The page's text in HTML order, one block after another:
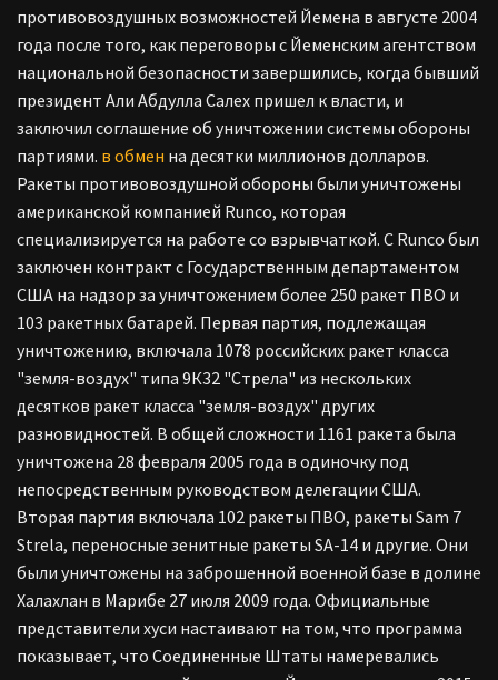
противовоздушных возможностей Йемена в августе 2004
года после того, как переговоры с Йеменским агентством
национальной безопасности завершились, когда бывший
президент Али Абдулла Салех пришел к власти, и
заключил соглашение об уничтожении системы обороны
партиями. в обмен на десятки миллионов долларов.
Ракеты противовоздушной обороны были уничтожены
американской компанией Runco, которая
специализируется на работе со взрывчаткой. С Runco был
заключен контракт с Государственным департаментом
США на надзор за уничтожением более 250 ракет ПВО и
103 ракетных батарей. Первая партия, подлежащая
уничтожению, включала 1078 российских ракет класса
"земля-воздух" типа 9К32 "Стрела" из нескольких
десятков ракет класса "земля-воздух" других
разновидностей. В общей сложности 1161 ракета была
уничтожена 28 февраля 2005 года в одиночку под
непосредственным руководством делегации США.
Вторая партия включала 102 ракеты ПВО, ракеты Sam 7
Strela, переносные зенитные ракеты SA-14 и другие. Они
были уничтожены на заброшенной военной базе в долине
Халахлан в Марибе 27 июля 2009 года. Официальные
представители хуси настаивают на том, что программа
показывает, что Соединенные Штаты намеревались